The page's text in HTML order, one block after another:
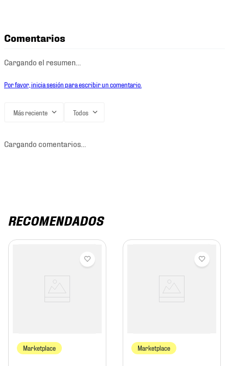
Comentarios
Cargando el resumen…
Por favor, inicia sesión para escribir un comentario.
Más reciente Todos
Cargando comentarios…
RECOMENDADOS
Marketplace Marketplace